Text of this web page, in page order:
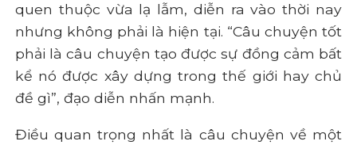
quen thuộc vừa lạ lẫm, diễn ra vào thời nay
nhưng không phải là hiện tại. “Câu chuyện tốt
phải là câu chuyện tạo được sự đồng cảm bất
kể nó được xây dựng trong thế giới hay chủ
đề gì”, đạo diễn nhấn mạnh.
Điều quan trọng nhất là câu chuyện về một